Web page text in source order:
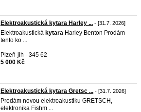
Elektroakustická kytara Harley ... - [31.7. 2026]
Elektroakustická kytara Harley Benton Prodám
tento ko ...
Plzeň-jih - 345 62
5 000 Kč
Elektroakustická kytara Gretsc ... - [31.7. 2026]
Prodám novou elektroakustiku GRETSCH,
elektronika Fishm ...